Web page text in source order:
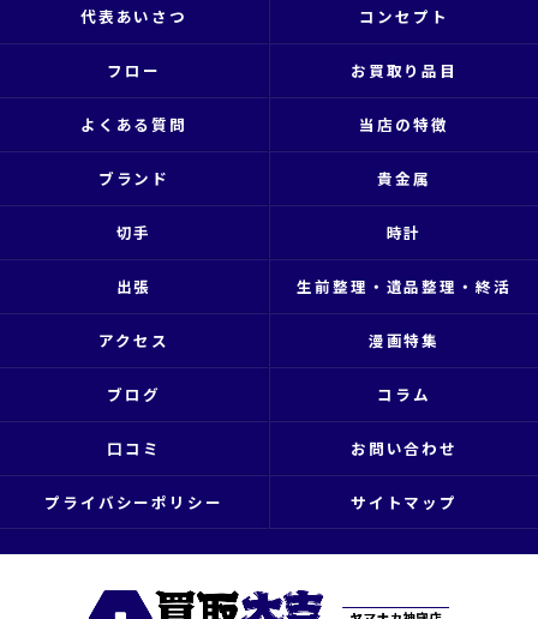
代表あいさつ コンセプト
フロー お買取り品目
よくある質問 当店の特徴
ブランド 貴金属
切手 時計
出張 生前整理・遺品整理・終活
アクセス 漫画特集
ブログ コラム
口コミ お問い合わせ
プライバシーポリシー サイトマップ